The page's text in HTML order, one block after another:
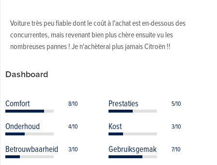
Voiture très peu fiable dont le coût à l'achat est en-dessous des
concurrentes, mais revenant bien plus chère ensuite vu les
nombreuses pannes ! Je n'achèterai plus jamais Citroën !!
Dashboard
Comfort 8/10 Prestaties 5/10
Onderhoud 4/10 Kost 3/10
Betrouwbaarheid 3/10 Gebruiksgemak 7/10